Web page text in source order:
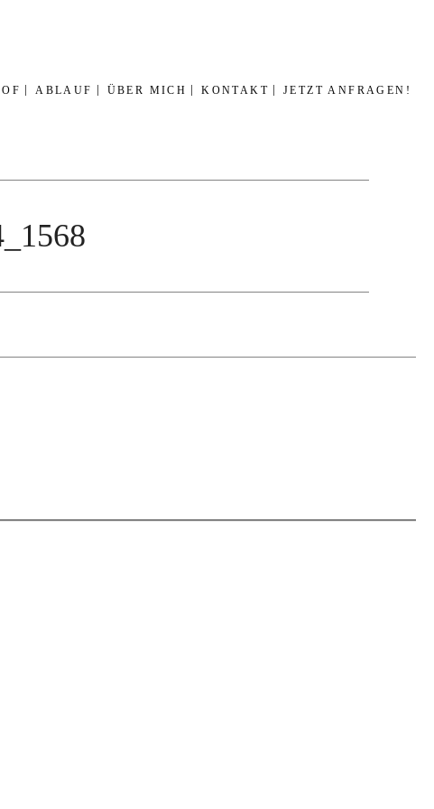
ABLAUF ÜBER MICH KONTAKT JETZT ANFRAGEN!